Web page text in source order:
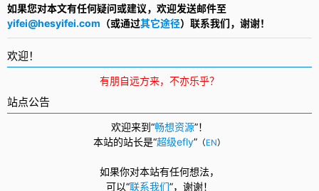
如果您对本文有任何疑问或建议，欢迎发送邮件至
yifei@hesyifei.com （或通过其它途径）联系我们，谢谢！
欢迎！
有朋自远方来，不亦乐乎？
站点公告
欢迎来到“畅想资源”！
本站的站长是“超级efly” （EN）
如果你对本站有任何想法，
可以“联系我们”， 谢谢！